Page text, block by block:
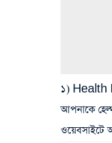
১) Health
আপনাকে
ওয়েবসাইটে